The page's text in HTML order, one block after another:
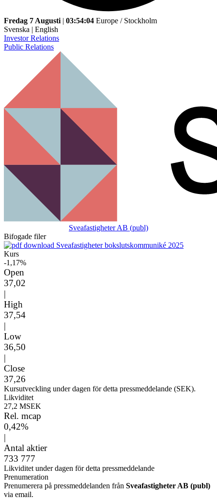
Fredag 7 Augusti | 03:54:04 Europe / Stockholm
Svenska | English
Investor Relations
Public Relations
Sveafastigheter AB (publ)
Bifogade filer
Sveafastigheter bokslutskommuniké 2025
Kurs
-1,17%
Open
37,02
|
High
37,54
|
Low
36,50
|
Close
37,26
Kursutveckling under dagen för detta pressmeddelande (SEK).
Likviditet
27,2 MSEK
Rel. mcap
0,42%
|
Antal aktier
733 777
Likviditet under dagen för detta pressmeddelande
Prenumeration
Prenumerera på pressmeddelanden från Sveafastigheter AB (publ)
via email.